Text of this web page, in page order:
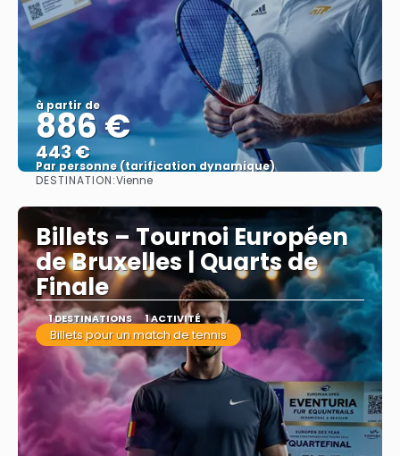
à partir de
886 €
443 €
Par personne (tarification dynamique)
DESTINATION:Vienne
Billets – Tournoi Européen
de Bruxelles | Quarts de
Finale
1 DESTINATIONS 1 ACTIVITÉ
Billets pour un match de tennis